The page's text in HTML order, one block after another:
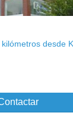
desde